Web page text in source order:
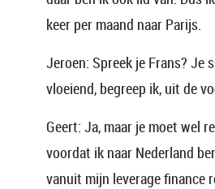
keer per maand naar Parijs.
Jeroen: Spreek je Frans? Je
vloeiend, begreep ik, uit de
Geert: Ja, maar je moet wel
voordat ik naar Nederland
vanuit mijn leverage finance